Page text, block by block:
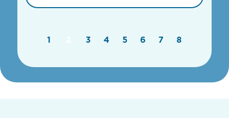
1 3 4 5 6 7 8